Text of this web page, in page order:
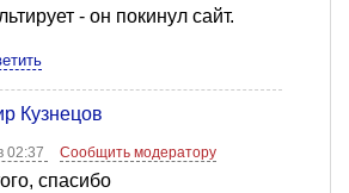
- он покинул сайт.
Кузнецов
02:37
Сообщить модератору
спасибо